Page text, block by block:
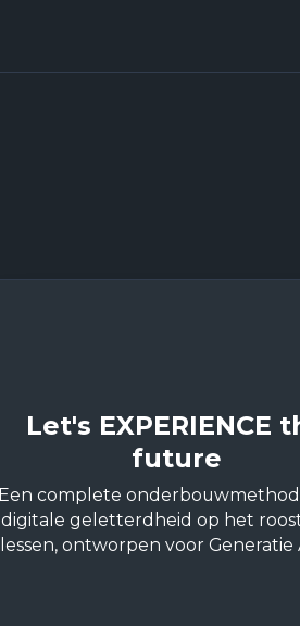
Let's EXPERIENCE
future
Een complete
digitale geletterdheid op het
lessen, ontworpen voor Generatie